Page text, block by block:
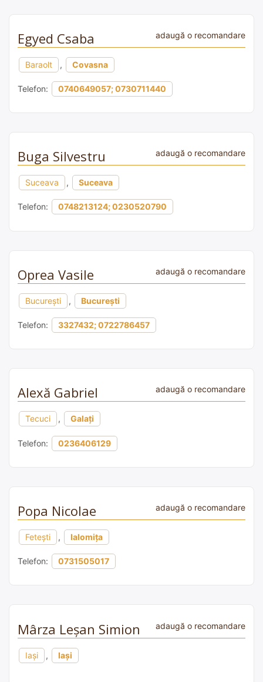
Egyed Csaba adaugă o recomandare
Baraolt , Covasna
Telefon: 0740649057; 0730711440
Buga Silvestru adaugă o recomandare
Suceava , Suceava
Telefon: 0748213124; 0230520790
Oprea Vasile adaugă o recomandare
București , București
Telefon: 3327432; 0722786457
Alexă Gabriel adaugă o recomandare
Tecuci , Galați
Telefon: 0236406129
Popa Nicolae adaugă o recomandare
Fetești , Ialomița
Telefon: 0731505017
Mârza Leșan Simion adaugă o recomandare
Iași , Iași